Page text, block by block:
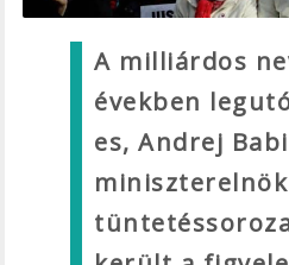
A milliárdos
években
es, Andrej